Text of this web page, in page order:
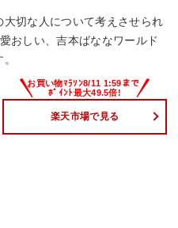
切な人について考えさせられ
おしい、吉本ばななワールド
楽天市場で見る